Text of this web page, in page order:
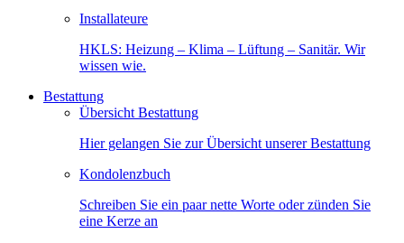
Installateure
HKLS: Heizung – Klima – Lüftung – Sanitär. Wir
wissen wie.
Bestattung
Übersicht Bestattung
Hier gelangen Sie zur Übersicht unserer Bestattung
Kondolenzbuch
Schreiben Sie ein paar nette Worte oder zünden Sie
eine Kerze an